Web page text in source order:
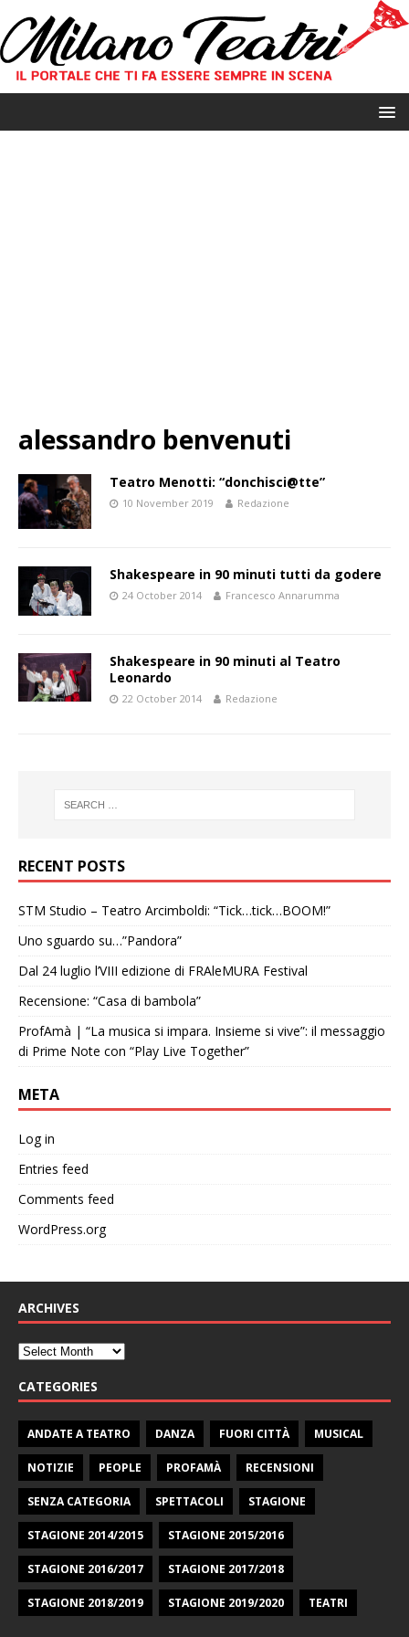
alessandro benvenuti
Teatro Menotti: “donchisci@tte”
10 November 2019 Redazione
Shakespeare in 90 minuti tutti da godere
24 October 2014 Francesco Annarumma
Shakespeare in 90 minuti al Teatro
Leonardo
22 October 2014 Redazione
RECENT POSTS
STM Studio – Teatro Arcimboldi: “Tick…tick…BOOM!”
Uno sguardo su…”Pandora”
Dal 24 luglio l’VIII edizione di FRAleMURA Festival
Recensione: “Casa di bambola”
ProfAmà | “La musica si impara. Insieme si vive”: il messaggio
di Prime Note con “Play Live Together”
META
Log in
Entries feed
Comments feed
WordPress.org
ARCHIVES
CATEGORIES
ANDATE A TEATRO DANZA FUORI CITTÀ MUSICAL
NOTIZIE PEOPLE PROFAMÀ RECENSIONI
SENZA CATEGORIA SPETTACOLI STAGIONE
STAGIONE 2014/2015 STAGIONE 2015/2016
STAGIONE 2016/2017 STAGIONE 2017/2018
STAGIONE 2018/2019 STAGIONE 2019/2020 TEATRI